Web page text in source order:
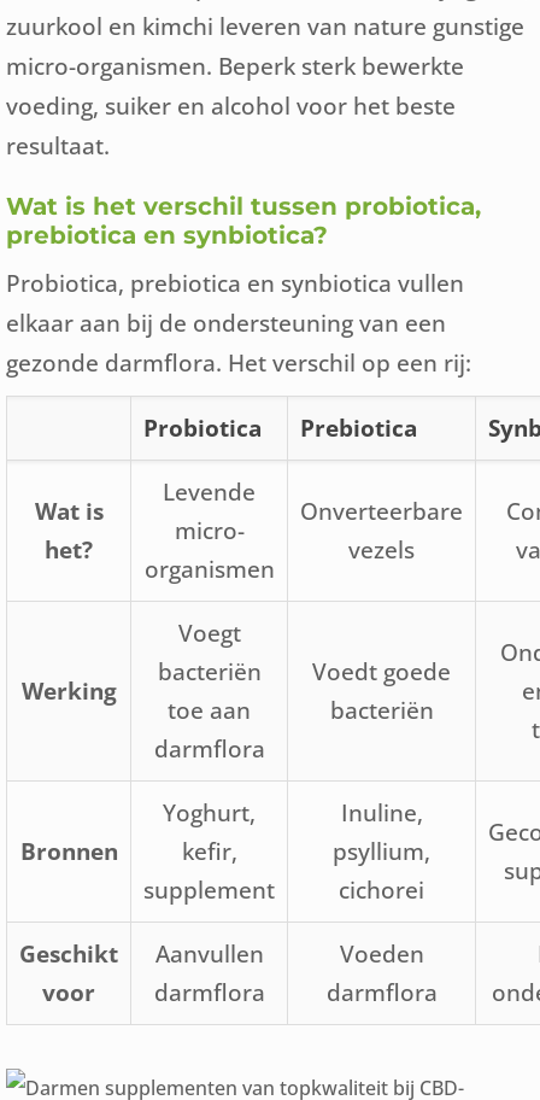
zuurkool en kimchi leveren van nature gunstige
micro-organismen. Beperk sterk bewerkte
voeding, suiker en alcohol voor het beste
resultaat.
Wat is het verschil tussen probiotica,
prebiotica en synbiotica?
Probiotica, prebiotica en synbiotica vullen
elkaar aan bij de ondersteuning van een
gezonde darmflora. Het verschil op een rij:
Probiotica Prebiotica
Wat is
het?
Levende
micro-
organismen
Onverteerbare
vezels
Werking
Voegt
bacteriën
toe aan
darmflora
Voedt goede
bacteriën
Bronnen
Yoghurt,
kefir,
supplement
Inuline,
psyllium,
cichorei
Geschikt
voor
Aanvullen
darmflora
Voeden
darmflora